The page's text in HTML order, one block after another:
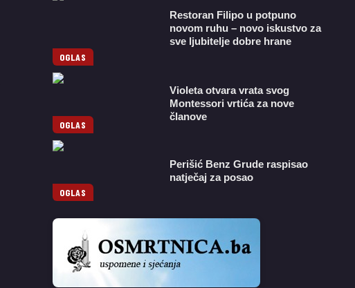
OGLAS
Restoran Filipo u potpuno
novom ruhu – novo iskustvo za
sve ljubitelje dobre hrane
OGLAS
Violeta otvara vrata svog
Montessori vrtića za nove
članove
OGLAS
Perišić Benz Grude raspisao
natječaj za posao